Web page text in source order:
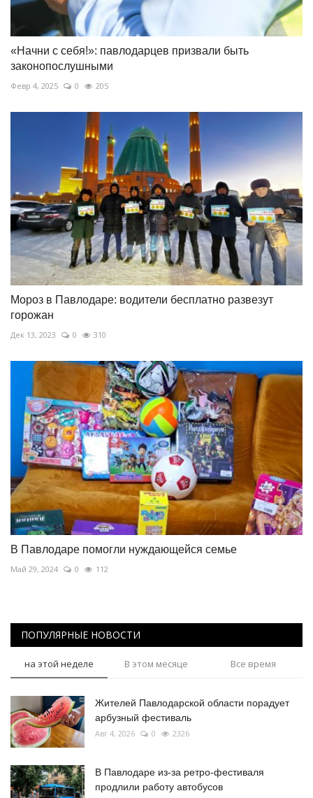
«Начни с себя!»: павлодарцев призвали быть
законопослушными
Февр 4, 2025 0 205
Мороз в Павлодаре: водители бесплатно развезут
горожан
Дек 13, 2023 0 310
В Павлодаре помогли нуждающейся семье
Май 29, 2024 0 112
ПОПУЛЯРНЫЕ НОВОСТИ
на этой неделе В этом месяце Все время
Жителей Павлодарской области порадует
арбузный фестиваль
Авг 4, 2026 0 2326
В Павлодаре из-за ретро-фестиваля
продлили работу автобусов